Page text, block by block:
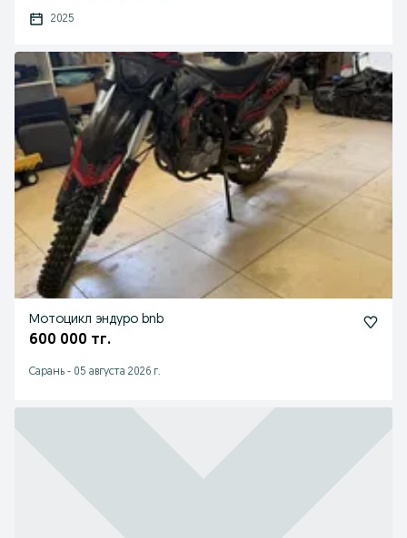
2025
Мотоцикл эндуро bnb
600 000 тг.
Сарань - 05 августа 2026 г.